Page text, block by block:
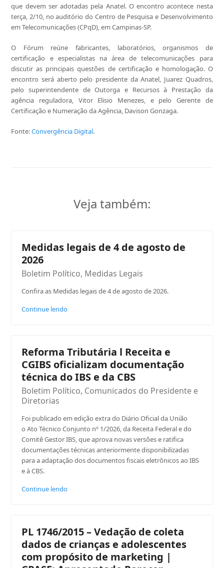
que devem ser adotadas pela Anatel. O encontro acontece nesta
terça, 2/10, no auditório do Centro de Pesquisa e Desenvolvimento
em Telecomunicações (CPqD), em Campinas-SP.
O Fórum reúne fabricantes, laboratórios, organismos de
certificação e especialistas na área de telecomunicações para
discutir as principais questões de certificação e homologação. O
encontro será aberto pelo presidente da Anatel, Juarez Quadros,
pelo superintendente de Outorga e Recursos à Prestação da
agência reguladora, Vitor Elisio Menezes, e pelo Gerente de
Certificação e Numeração da Agência, Davison Gonzaga.
Fonte:Convergência Digital.
Veja também:
Medidas legais de 4 de agosto de
2026
Boletim Político, Medidas Legais
Confira as Medidas legais de 4 de agosto de 2026.
Continue lendo
Reforma Tributária l Receita e
CGIBS oficializam documentação
técnica do IBS e da CBS
Boletim Político, Comunicados do Presidente e
Diretorias
Foi publicado em edição extra do Diário Oficial da União
o Ato Técnico Conjunto nº 1/2026, da Receita Federal e do
Comitê Gestor IBS, que aprova novas versões e ratifica
documentações técnicas anteriormente disponibilizadas
para a adaptação dos documentos fiscais eletrônicos ao IBS
e à CBS.
Continue lendo
PL 1746/2015 – Vedação de coleta
dados de crianças e adolescentes
com propósito de marketing |